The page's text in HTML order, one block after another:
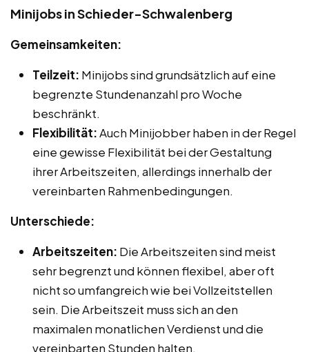
Minijobs in Schieder-Schwalenberg
Gemeinsamkeiten:
Teilzeit: Minijobs sind grundsätzlich auf eine
begrenzte Stundenanzahl pro Woche
beschränkt.
Flexibilität:Auch Minijobber haben in der Regel
eine gewisse Flexibilität bei der Gestaltung
ihrer Arbeitszeiten, allerdings innerhalb der
vereinbarten Rahmenbedingungen.
Unterschiede:
Arbeitszeiten: Die Arbeitszeiten sind meist
sehr begrenzt und können flexibel, aber oft
nicht so umfangreich wie bei Vollzeitstellen
sein. Die Arbeitszeit muss sich an den
maximalen monatlichen Verdienst und die
vereinbarten Stunden halten.